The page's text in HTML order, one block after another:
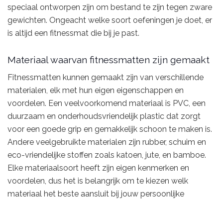
speciaal ontworpen zijn om bestand te zijn tegen zware
gewichten. Ongeacht welke soort oefeningen je doet, er
is altijd een fitnessmat die bij je past.
Materiaal waarvan fitnessmatten zijn gemaakt
Fitnessmatten kunnen gemaakt zijn van verschillende
materialen, elk met hun eigen eigenschappen en
voordelen. Een veelvoorkomend materiaal is PVC, een
duurzaam en onderhoudsvriendelijk plastic dat zorgt
voor een goede grip en gemakkelijk schoon te maken is.
Andere veelgebruikte materialen zijn rubber, schuim en
eco-vriendelijke stoffen zoals katoen, jute, en bamboe.
Elke materiaalsoort heeft zijn eigen kenmerken en
voordelen, dus het is belangrijk om te kiezen welk
materiaal het beste aansluit bij jouw persoonlijke